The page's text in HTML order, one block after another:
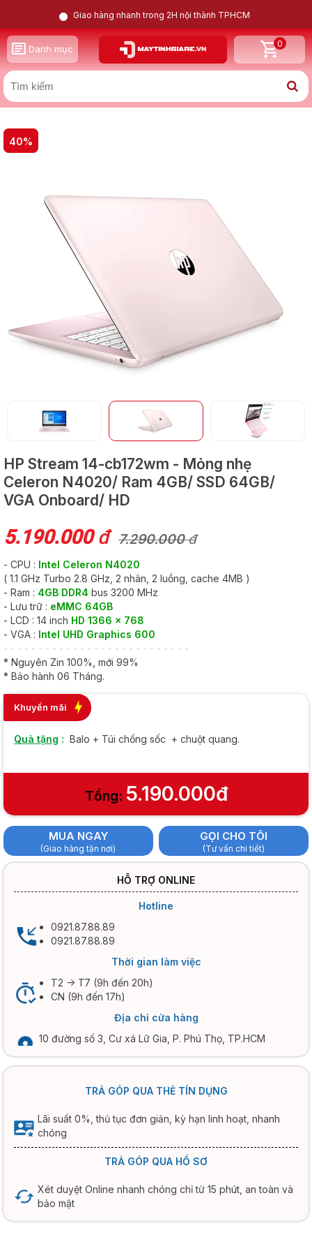
Giao hàng nhanh trong 2H nội thành TPHCM
Danh mục 0
40%
HP Stream 14-cb172wm - Mỏng nhẹ
Celeron N4020/ Ram 4GB/ SSD 64GB/
VGA Onboard/ HD
5.190.000đ 7.290.000đ
- CPU : Intel Celeron N4020
( 1.1 GHz Turbo 2.8 GHz, 2 nhân, 2 luồng, cache 4MB )
- Ram : 4GB DDR4 bus 3200 MHz
- Lưu trữ : eMMC 64GB
- LCD : 14 inch HD 1366 x 768
- VGA : Intel UHD Graphics 600
- - - - - - - - - - - - - - - - - - - - - - - - - - -
* Nguyên Zin 100%, mới 99%
* Bảo hành 06 Tháng.
Khuyến mãi
Quà tặng : Balo + Túi chống sốc + chuột quang.
Tổng: 5.190.000đ
MUA NGAY
(Giao hàng tận nơi)
GỌI CHO TÔI
(Tư vấn chi tiết)
GỌI LẠI CHO TÔI X
HP Stream 14-cb172wm - Mỏng nhẹ Celeron N4020/ Ram
4GB/ SSD 64GB/ VGA Onboard/ HD
Nam
HỖ TRỢ ONLINE
Hotline
0921.87.88.89
0921.87.88.89
Thời gian làm việc
T2 -> T7 (9h đến 20h)
CN (9h đến 17h)
Địa chỉ cửa hàng
10 đường số 3, Cư xá Lữ Gia, P. Phú Thọ, TP.HCM
TRẢ GÓP QUA THẺ TÍN DỤNG
Lãi suất 0%, thủ tục đơn giản, kỳ hạn linh hoạt, nhanh
chóng
TRẢ GÓP QUA HỒ SƠ
Xét duyệt Online nhanh chóng chỉ từ 15 phút, an toàn và
bảo mật